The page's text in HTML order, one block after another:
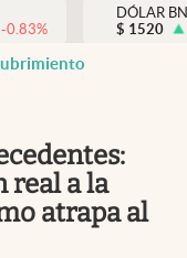
México
-0.83%
DÓLAR
$ 1520
real a la
atrapa al